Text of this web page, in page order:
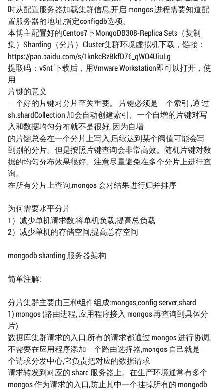
时从配置服务器加载集群信息,开启 mongos 进程需要知道配
置服务器的地址,指定configdb选项。
本博主配置好的Centos7下MongoDB308-Replica Sets（复制
集）Sharding（分片）Cluster集群环境虚拟机下载，链接：
https://pan.baidu.com/s/1knkcRzBkfD76_qWO4UiuLg
提取码：v5nt 下载后，用Vmware Workstation即可以打开，使
用
片键的意义
一个好的片键对分片至关重要。 片键必须是一个索引 ,通 过
sh.shardCollection 加会自动创建索引。一个自增的片键对写
入和数据均匀分布就不是很好, 因为自增
的片键总会在一个分片上写入,后续达到某个阀值可能会写
到别的分片。但是按照片键查询会非常高效。随机片键对数
据的均匀分布效果很好。注意尽量避免在多个分片上进行查
询。
在所有分片上查询,mongos 会对结果进行归并排序
为何需要水平分片
1）减少单机请求数,将单机负载,提高总负载
2）减少单机的存储空间,提高总存空间
mongodb sharding 服务器架构
简单注解:
分片集群主要由三种组件组成:mongos,config server,shard
1) mongos (路由进程, 应用程序接入 mongos 再查询到具体分
片)
数据库集群请求的入口,所有的请求都通过 mongos 进行协调,
不需要在应用程序添加一个路由选择器,mongos 自己就是一
个请求分发中心,它负责把对应的数据请求
请求转发到对应的 shard 服务器上。在生产环境通常有多个
mongos 作为请求的入口,防止其中一个挂掉所有的 mongodb